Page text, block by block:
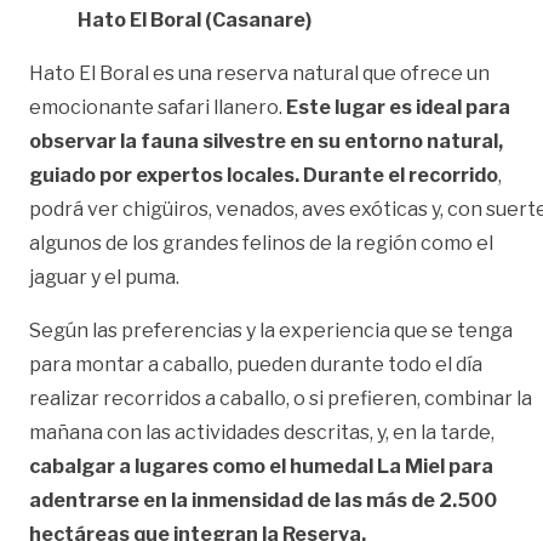
Hato El Boral (Casanare)
Hato El Boral es una reserva natural que ofrece un
emocionante safari llanero. Este lugar es ideal para
observar la fauna silvestre en su entorno natural,
guiado por expertos locales. Durante el recorrido,
podrá ver chigüiros, venados, aves exóticas y, con
algunos de los grandes felinos de la región como el
jaguar y el puma.
Según las preferencias y la experiencia que se tenga
para montar a caballo, pueden durante todo el día
realizar recorridos a caballo, o si prefieren, combinar la
mañana con las actividades descritas, y, en la tarde,
cabalgar a lugares como el humedal La Miel para
adentrarse en la inmensidad de las más de 2.500
hectáreas que integran la Reserva.